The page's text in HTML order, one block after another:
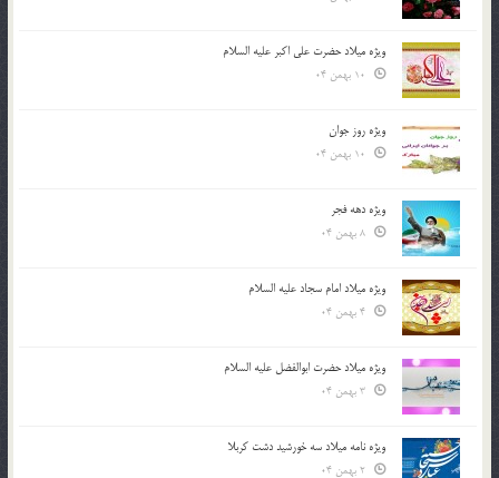
ویژه میلاد حضرت علی اکبر علیه السلام
ویژه روز جوان
ویژه دهه فجر
ویژه میلاد امام سجاد علیه السلام
ویژه میلاد حضرت ابوالفضل علیه السلام
ویژه نامه میلاد سه خورشید دشت کربلا